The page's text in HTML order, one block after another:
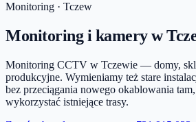
Monitoring · Tczew
Monitoring i kameryw
Monitoring CCTV w Tczewie — domy,
produkcyjne. Wymieniamy też stare
bez przeciągania nowego okablowania
wykorzystać istniejące trasy.